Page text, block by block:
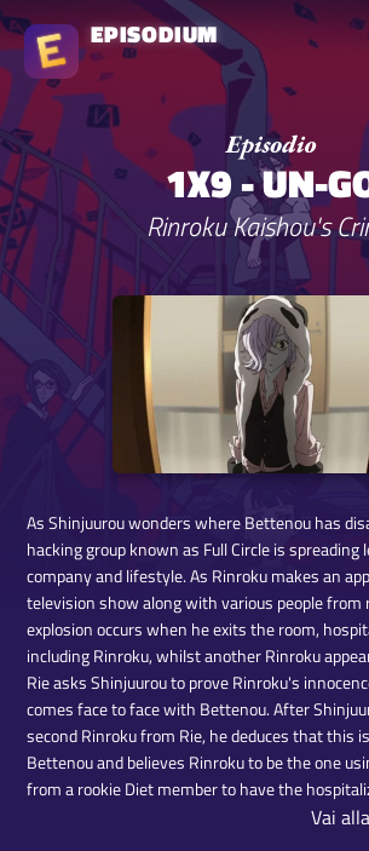
EPISODIUM
1X9 - UN-
Rinroku Kaishou's
As Shinjuurou wonders where Bettenou has
hacking group known as Full Circle is spreading
company and lifestyle. As Rinroku makes an
television show along with various people from
explosion occurs when he exits the room,
including Rinroku, whilst another Rinroku
Rie asks Shinjuurou to prove Rinroku's
comes face to face with Bettenou. After
second Rinroku from Rie, he deduces that this
Bettenou and believes Rinroku to be the one
from a rookie Diet member to have the
Vai alla